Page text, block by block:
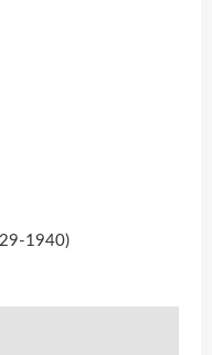
1940)